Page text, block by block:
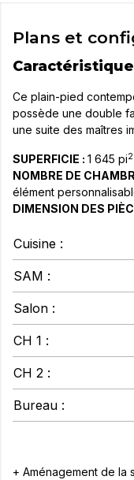
Plans et
Ce plain-pied
possède une double
une suite des maîtres
SUPERFICIE : 1 645 pi2
NOMBRE DE
élément
DIMENSION DES
Cuisine :
SAM :
Salon :
CH 1 :
CH 2 :
Bureau :
+ Aménagement de la